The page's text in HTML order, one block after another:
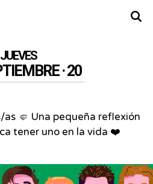
JUEVES
· 20
as 🤛 Una pequeña reflexión
tener uno en la vida ❤️